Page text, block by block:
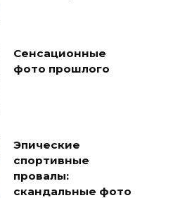
Сенсационные
фото прошлого
Эпические
спортивные
провалы:
скандальные фото